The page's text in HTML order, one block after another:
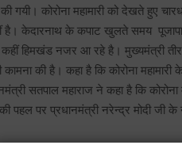
कोरोना महामारी को देखते हुए
है। केदारनाथ के कपाट खुलते समय
हिमखंड नजर आ रहे है। मुख्यमंत्री
की है। कहा है कि कोरोना महामारी
सतपाल महाराज ने कहा है कि कोरोना
पहल पर प्रधानमंत्री नरेन्द्र मोदी जी